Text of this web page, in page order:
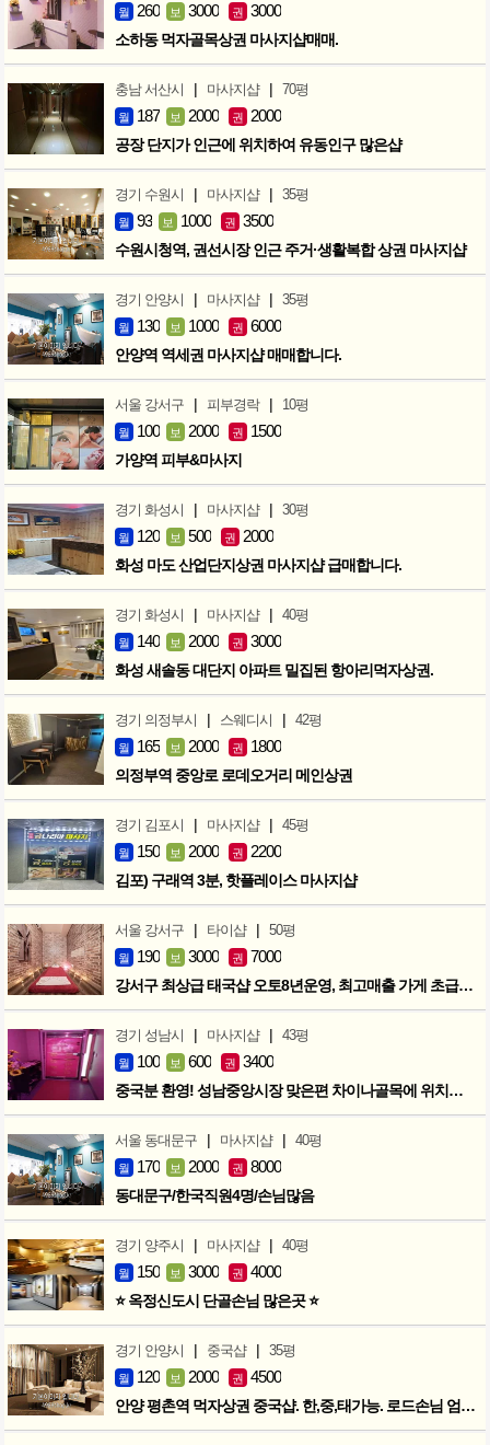
월 260 보 3000 권 3000
소하동 먹자골목상권 마사지샵매매.
충남 서산시 | 마사지샵 | 70평
월 187 보 2000 권 2000
공장 단지가 인근에 위치하여 유동인구 많은샵
경기 수원시 | 마사지샵 | 35평
월 93 보 1000 권 3500
수원시청역, 권선시장 인근 주거·생활복합 상권 마사지샵
경기 안양시 | 마사지샵 | 35평
월 130 보 1000 권 6000
안양역 역세권 마사지샵 매매합니다.
서울 강서구 | 피부경락 | 10평
월 100 보 2000 권 1500
가양역 피부&마사지
경기 화성시 | 마사지샵 | 30평
월 120 보 500 권 2000
화성 마도 산업단지상권 마사지샵 급매합니다.
경기 화성시 | 마사지샵 | 40평
월 140 보 2000 권 3000
화성 새솔동 대단지 아파트 밀집된 항아리먹자상권.
경기 의정부시 | 스웨디시 | 42평
월 165 보 2000 권 1800
의정부역 중앙로 로데오거리 메인상권
경기 김포시 | 마사지샵 | 45평
월 150 보 2000 권 2200
김포) 구래역 3분, 핫플레이스 마사지샵
서울 강서구 | 타이샵 | 50평
월 190 보 3000 권 7000
강서구 최상급 태국샵 오토8년운영, 최고매출 가게 초급매!!!
경기 성남시 | 마사지샵 | 43평
월 100 보 600 권 3400
중국분 환영! 성남중앙시장 맞은편 차이나골목에 위치한 마사지샵
서울 동대문구 | 마사지샵 | 40평
월 170 보 2000 권 8000
동대문구/한국직원4명/손님많음
경기 양주시 | 마사지샵 | 40평
월 150 보 3000 권 4000
⭐ 옥정신도시 단골손님 많은곳 ⭐
경기 안양시 | 중국샵 | 35평
월 120 보 2000 권 4500
안양 평촌역 먹자상권 중국샵. 한,중,태가능. 로드손님 엄청많아요!